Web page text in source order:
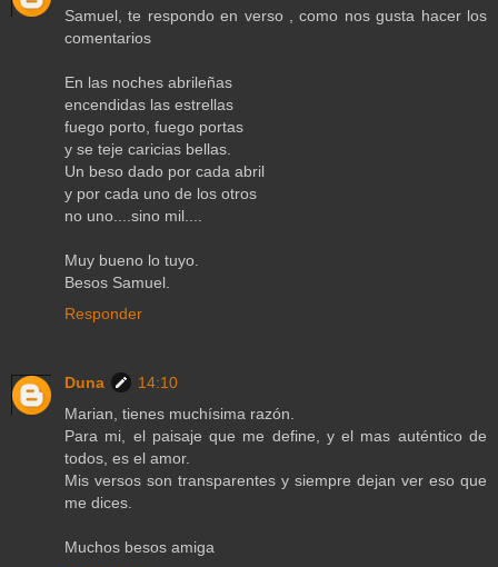
Samuel, te respondo en verso , como nos gusta hacer los
comentarios
En las noches abrileñas
encendidas las estrellas
fuego porto, fuego portas
y se teje caricias bellas.
Un beso dado por cada abril
y por cada uno de los otros
no uno....sino mil....
Muy bueno lo tuyo.
Besos Samuel.
Responder
Duna
14:10
Marian, tienes muchísima razón.
Para mi, el paisaje que me define, y el mas auténtico de
todos, es el amor.
Mis versos son transparentes y siempre dejan ver eso que
me dices.
Muchos besos amiga